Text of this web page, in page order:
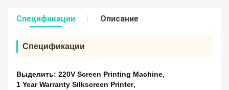
Спецификации Описание
Спецификации
Выделить: 220V Screen Printing Machine,
1 Year Warranty Silkscreen Printer,